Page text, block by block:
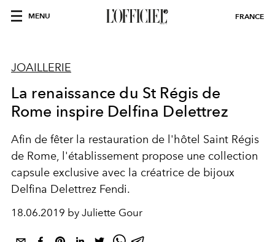
MENU FRANCE
JOAILLERIE
La renaissance du St Régis de
Rome inspire Delfina Delettrez
Afin de fêter la restauration de l'hôtel Saint Régis
de Rome, l'établissement propose une collection
capsule exclusive avec la créatrice de bijoux
Delfina Delettrez Fendi.
18.06.2019 by Juliette Gour